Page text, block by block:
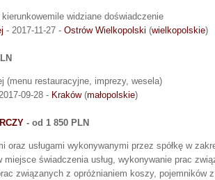
widziane doświadczenie
- 2017-11-27 - Ostrów Wielkopolski (wielkopolskie)
(menu restauracyjne, imprezy, wesela)
09-28 - Kraków(małopolskie)
- od 1 850 PLN
oraz usługami wykonywanymi przez spółkę w
miejsce świadczenia usług, wykonywanie prac
związanych z opróżnianiem koszy, pojemników